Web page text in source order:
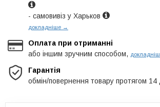
- самовивіз у Харьков
докладніше →
Оплата при отриманні
або іншим зручним способом,
Гарантія
обмін/повернення товару протягом 14